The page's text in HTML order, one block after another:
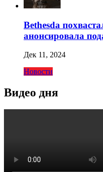
Bethesda
анонсировала
Дек 11, 2024
Новости
Видео дня